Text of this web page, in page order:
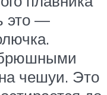
это —
чешуи. Это